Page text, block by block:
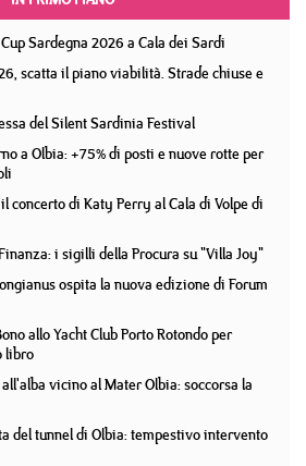
Sardegna 2026 a Cala dei Sardi
scatta il piano viabilità. Strade chiuse e
del Silent Sardinia Festival
a Olbia: +75% di posti e nuove rotte per
concerto di Katy Perry al Cala di Volpe di
i sigilli della Procura su "Villa Joy"
ospita la nuova edizione di Forum
allo Yacht Club Porto Rotondo per
libro
vicino al Mater Olbia: soccorsa la
del tunnel di Olbia: tempestivo intervento